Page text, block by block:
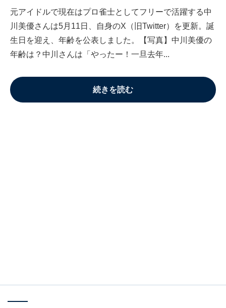
元アイドルで現在はプロ雀士としてフリーで活躍する中
川美優さんは5月11日、自身のX（旧Twitter）を更新。誕
生日を迎え、年齢を公表しました。【写真】中川美優の
年齢は？中川さんは「やったー！一旦去年...
続きを読む